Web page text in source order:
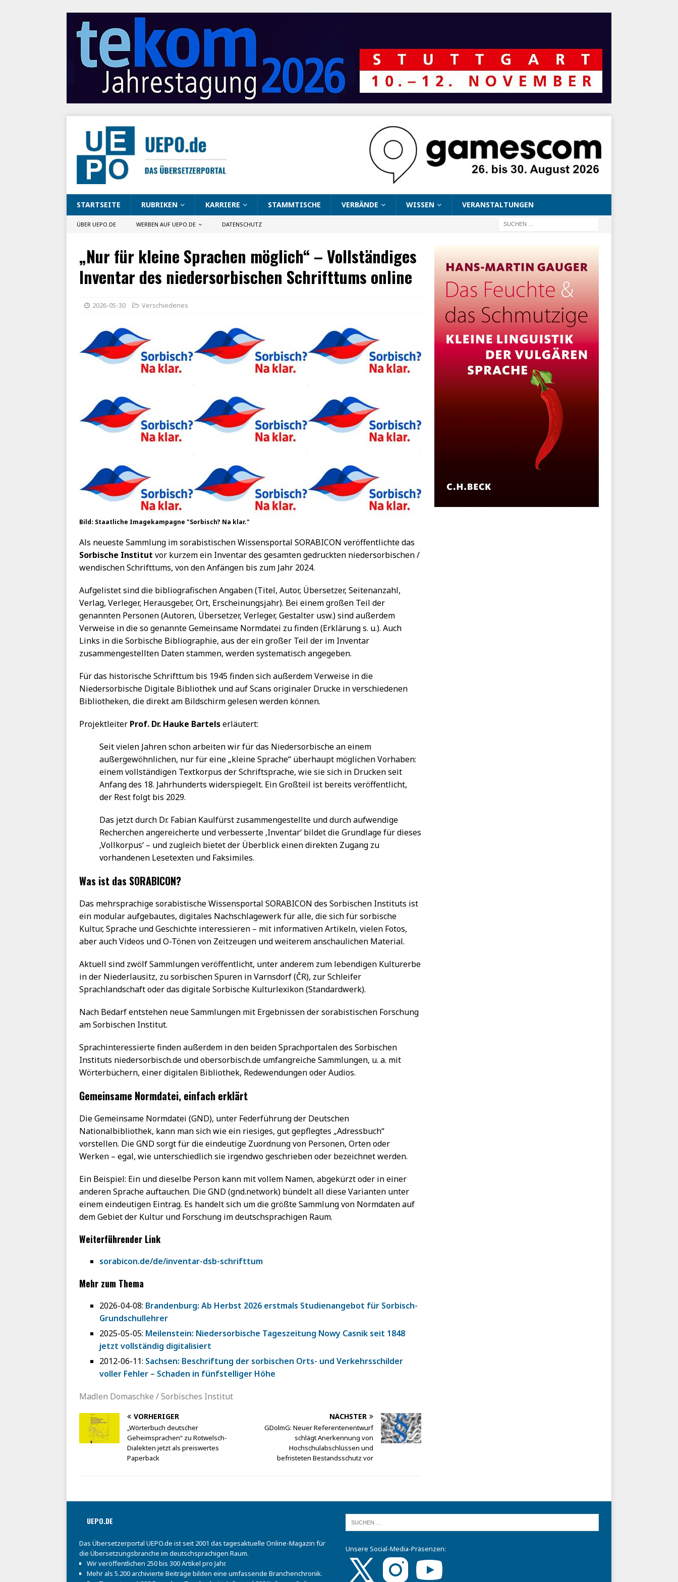
STARTSEITE RUBRIKEN KARRIERE STAMMTISCHE VERBÄNDE WISSEN VERANSTALTUNGEN
ÜBER UEPO.DE WERBEN AUF UEPO.DE DATENSCHUTZ
„Nur für kleine Sprachen möglich“ – Vollständiges
Inventar des niedersorbischen Schrifttums online
2026-05-30 Verschiedenes
Bild: Staatliche Imagekampagne "Sorbisch? Na klar."
Als neueste Sammlung im sorabistischen Wissensportal SORABICON veröffentlichte das
Sorbische Institut vor kurzem ein Inventar des gesamten gedruckten niedersorbischen /
wendischen Schrifttums, von den Anfängen bis zum Jahr 2024.
Aufgelistet sind die bibliografischen Angaben (Titel, Autor, Übersetzer, Seitenanzahl,
Verlag, Verleger, Herausgeber, Ort, Erscheinungsjahr). Bei einem großen Teil der
genannten Personen (Autoren, Übersetzer, Verleger, Gestalter usw.) sind außerdem
Verweise in die so genannte Gemeinsame Normdatei zu finden (Erklärung s. u.). Auch
Links in die Sorbische Bibliographie, aus der ein großer Teil der im Inventar
zusammengestellten Daten stammen, werden systematisch angegeben.
Für das historische Schrifttum bis 1945 finden sich außerdem Verweise in die
Niedersorbische Digitale Bibliothek und auf Scans originaler Drucke in verschiedenen
Bibliotheken, die direkt am Bildschirm gelesen werden können.
Projektleiter Prof. Dr. Hauke Bartelserläutert:
Seit vielen Jahren schon arbeiten wir für das Niedersorbische an einem
außergewöhnlichen, nur für eine „kleine Sprache“ überhaupt möglichen Vorhaben:
einem vollständigen Textkorpus der Schriftsprache, wie sie sich in Drucken seit
Anfang des 18. Jahrhunderts widerspiegelt. Ein Großteil ist bereits veröffentlicht,
der Rest folgt bis 2029.
Das jetzt durch Dr. Fabian Kaulfürst zusammengestellte und durch aufwendige
Recherchen angereicherte und verbesserte ‚Inventar‘ bildet die Grundlage für dieses
‚Vollkorpus‘ – und zugleich bietet der Überblick einen direkten Zugang zu
vorhandenen Lesetexten und Faksimiles.
Was ist das SORABICON?
Das mehrsprachige sorabistische Wissensportal SORABICON des Sorbischen Instituts ist
ein modular aufgebautes, digitales Nachschlagewerk für alle, die sich für sorbische
Kultur, Sprache und Geschichte interessieren – mit informativen Artikeln, vielen Fotos,
aber auch Videos und O-Tönen von Zeitzeugen und weiterem anschaulichen Material.
Aktuell sind zwölf Sammlungen veröffentlicht, unter anderem zum lebendigen Kulturerbe
in der Niederlausitz, zu sorbischen Spuren in Varnsdorf (ČR), zur Schleifer
Sprachlandschaft oder das digitale Sorbische Kulturlexikon (Standardwerk).
Nach Bedarf entstehen neue Sammlungen mit Ergebnissen der sorabistischen Forschung
am Sorbischen Institut.
Sprachinteressierte finden außerdem in den beiden Sprachportalen des Sorbischen
Instituts niedersorbisch.de und obersorbisch.de umfangreiche Sammlungen, u. a. mit
Wörterbüchern, einer digitalen Bibliothek, Redewendungen oder Audios.
Gemeinsame Normdatei, einfach erklärt
Die Gemeinsame Normdatei (GND), unter Federführung der Deutschen
Nationalbibliothek, kann man sich wie ein riesiges, gut gepflegtes „Adressbuch“
vorstellen. Die GND sorgt für die eindeutige Zuordnung von Personen, Orten oder
Werken – egal, wie unterschiedlich sie irgendwo geschrieben oder bezeichnet werden.
Ein Beispiel: Ein und dieselbe Person kann mit vollem Namen, abgekürzt oder in einer
anderen Sprache auftauchen. Die GND (gnd.network) bündelt all diese Varianten unter
einem eindeutigen Eintrag. Es handelt sich um die größte Sammlung von Normdaten auf
dem Gebiet der Kultur und Forschung im deutschsprachigen Raum.
Weiterführender Link
sorabicon.de/de/inventar-dsb-schrifttum
Mehr zum Thema
2026-04-08: Brandenburg: Ab Herbst 2026 erstmals Studienangebot für Sorbisch-
Grundschullehrer
2025-05-05: Meilenstein: Niedersorbische Tageszeitung Nowy Casnik seit 1848
jetzt vollständig digitalisiert
2012-06-11: Sachsen: Beschriftung der sorbischen Orts- und Verkehrsschilder
voller Fehler – Schaden in fünfstelliger Höhe
Madlen Domaschke / Sorbisches Institut
VORHERIGER
„Wörterbuch deutscher
Geheimsprachen“ zu Rotwelsch-
Dialekten jetzt als preiswertes
Paperback
NÄCHSTER
GDolmG: Neuer Referentenentwurf
schlägt Anerkennung von
Hochschulabschlüssen und
befristeten Bestandsschutz vor
UEPO.DE
Das Übersetzerportal UEPO.de ist seit 2001 das tagesaktuelle Online-Magazin für
die Übersetzungsbranche im deutschsprachigen Raum.
Wir veröffentlichen 250 bis 300 Artikel pro Jahr.
Mehr als 5.200 archivierte Beiträge bilden eine umfassende Branchenchronik.
Unsere Social-Media-Präsenzen: